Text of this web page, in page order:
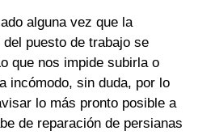
alguna vez que la
puesto de trabajo se
que nos impide subirla o
incómodo, sin duda, por lo
lo más pronto posible a
de reparación de persianas